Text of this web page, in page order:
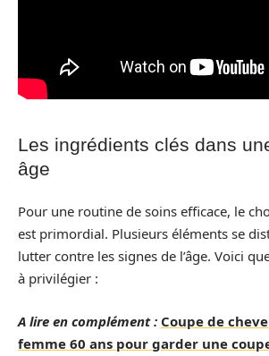
Les ingrédients clés dans
âge
Pour une routine de soins efficace, le
est primordial. Plusieurs éléments se
lutter contre les signes de l’âge. Voici
à privilégier :
A lire en complément : Coupe de
femme 60 ans pour garder une